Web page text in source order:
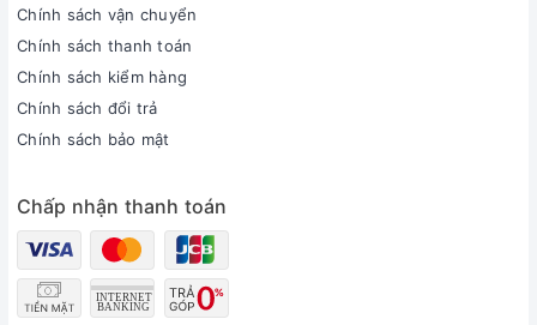
Chính sách vận chuyển
Chính sách thanh toán
Chính sách kiểm hàng
Chính sách đổi trả
Chính sách bảo mật
Chấp nhận thanh toán